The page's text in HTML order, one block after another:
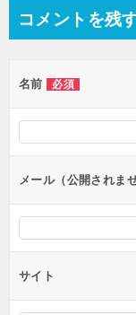
ビ
ー
シ
ョ
ン
コメントを残
名前 必須
メール（公開されま
サイト